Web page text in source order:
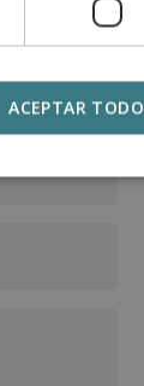
ACEPTAR TODO